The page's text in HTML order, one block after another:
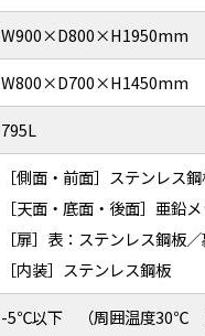
W900×D800×H1950mm
W800×D700×H1450mm
795L
［側面・前面］ステンレス
［天面・底面・後面］亜鉛
［扉］表：ステンレス鋼板
［内装］ステンレス鋼板
-5℃以下 （周囲温度30℃ 無